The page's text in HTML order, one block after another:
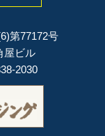
第77172号
屋ビル
2030